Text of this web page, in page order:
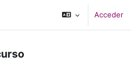
Acceder